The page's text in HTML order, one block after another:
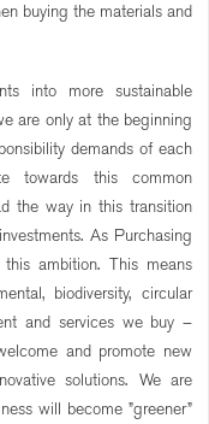
buying the materials and
into more sustainable
are only at the beginning
demands of each
towards this common
the way in this transition
As Purchasing
ambition. This means
biodiversity, circular
and services we buy –
and promote new
solutions. We are
will become ”greener”